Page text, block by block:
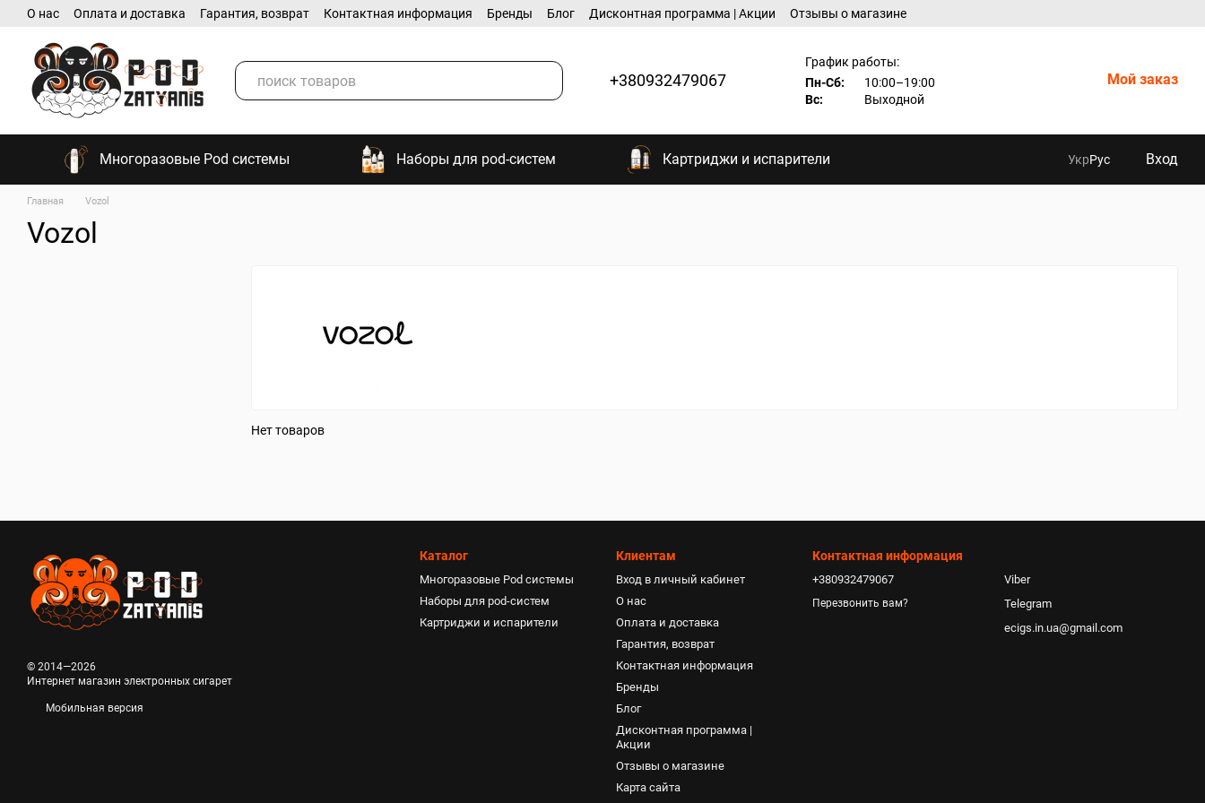
Перейти к основному контенту
О нас Оплата и доставка Гарантия, возврат Контактная информация Бренды Блог Дисконтная программа | Акции Отзывы о магазине
+380932479067
График работы:
Пн-Сб:
10:00–19:00
Вс:
Выходной
Мой заказ
Многоразовые Pod системы Наборы для pod-систем Картриджи и испарители УкрРус Вход
Главная Vozol
Vozol
Нет товаров
© 2014—2026
Интернет магазин электронных сигарет
Мобильная версия
Каталог
Многоразовые Pod системы
Наборы для pod-систем
Картриджи и испарители
Клиентам
Вход в личный кабинет
О нас
Оплата и доставка
Гарантия, возврат
Контактная информация
Бренды
Блог
Дисконтная программа |
Акции
Отзывы о магазине
Карта сайта
Контактная информация
+380932479067
Перезвонить вам?
Viber
Telegram
ecigs.in.ua@gmail.com